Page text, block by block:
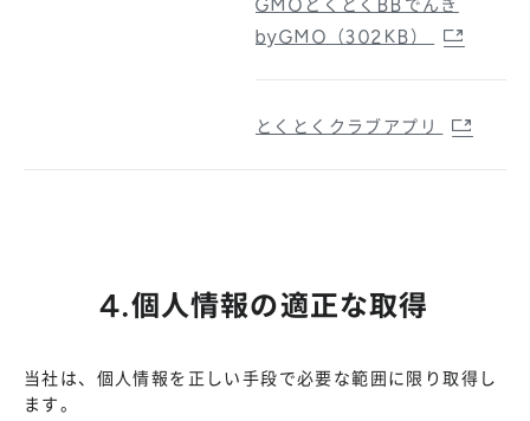
GMOとくとくBBでんき
byGMO（302KB）
とくとくクラブアプリ
4.個人情報の適正な取得
当社は、個人情報を正しい手段で必要な範囲に限り取得し
ます。